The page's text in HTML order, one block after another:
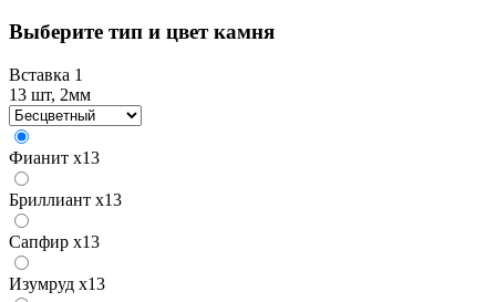
Выберите тип и цвет камня
Вставка 1
13 шт, 2мм
Фианит x13
Бриллиант x13
Сапфир x13
Изумруд x13